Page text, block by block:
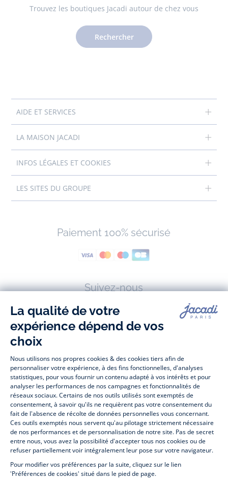
Trouvez les boutiques Jacadi autour de chez vous
Rechercher
AIDE ET SERVICES
LA MAISON JACADI
INFOS LÉGALES ET COOKIES
LES SITES DU GROUPE
Paiement 100% sécurisé
Suivez-nous
Facebook
Jacadi
Tiktok
Jacadi
Jacadi
Youtube
Jacadi Paris vous propose sur sa boutique en ligne une grande variété de
vêtements et chaussures , à la fois élégants et intemporels. Retrouvez,
entre autres, nos collections de body, blouse et combinaison pour les
nouveaux-nés , de t-shirt, pull et short pour les bébés et de pantalons,
chaussettes et accessoires pour les enfants de 1 mois à 12 ans.
Découvrez nos collections mode et tendance pour filles et garçons.
Profitez aussi de nos collections spéciales fête de fin d’année et trouvez
des idées cadeaux de Noël . Un heureux événement est arrivé ?
Retrouvez nos idées cadeaux de naissance . Bénéficiez également de
notre collection Outlet toute l’année. Guettez les
promotions Prix Doux
, une opération spéciale Jacadi avec des
vêtements enfant à prix tout ronds. Adhérez au programme de Fidélité
ventes privées . Retrouvez la collection